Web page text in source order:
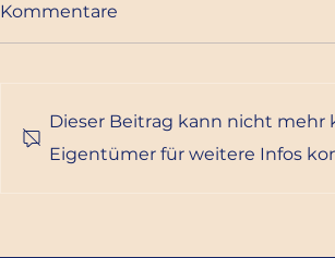
Adventkonzert
Kommentare
Dieser Beitrag kann nicht
Eigentümer für weitere Infos